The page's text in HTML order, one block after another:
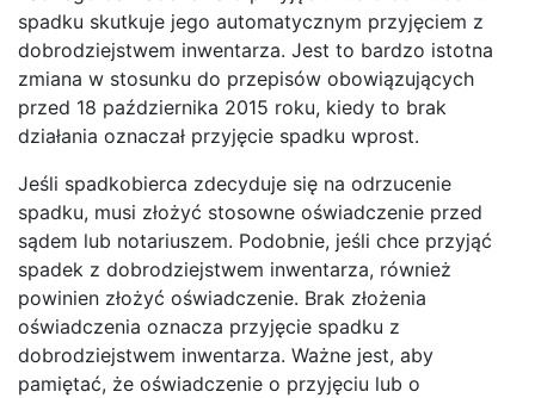
spadku skutkuje jego automatycznym przyjęciem z
dobrodziejstwem inwentarza. Jest to bardzo istotna
zmiana w stosunku do przepisów obowiązujących
przed 18 października 2015 roku, kiedy to brak
działania oznaczał przyjęcie spadku wprost.
Jeśli spadkobierca zdecyduje się na odrzucenie
spadku, musi złożyć stosowne oświadczenie przed
sądem lub notariuszem. Podobnie, jeśli chce przyjąć
spadek z dobrodziejstwem inwentarza, również
powinien złożyć oświadczenie. Brak złożenia
oświadczenia oznacza przyjęcie spadku z
dobrodziejstwem inwentarza. Ważne jest, aby
pamiętać, że oświadczenie o przyjęciu lub o